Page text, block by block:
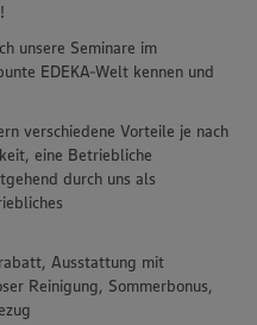
unsere Seminare im
EDEKA-Welt kennen und
verschiedene Vorteile je nach
eine Betriebliche
durch uns als
Ausstattung mit
Reinigung, Sommerbonus,